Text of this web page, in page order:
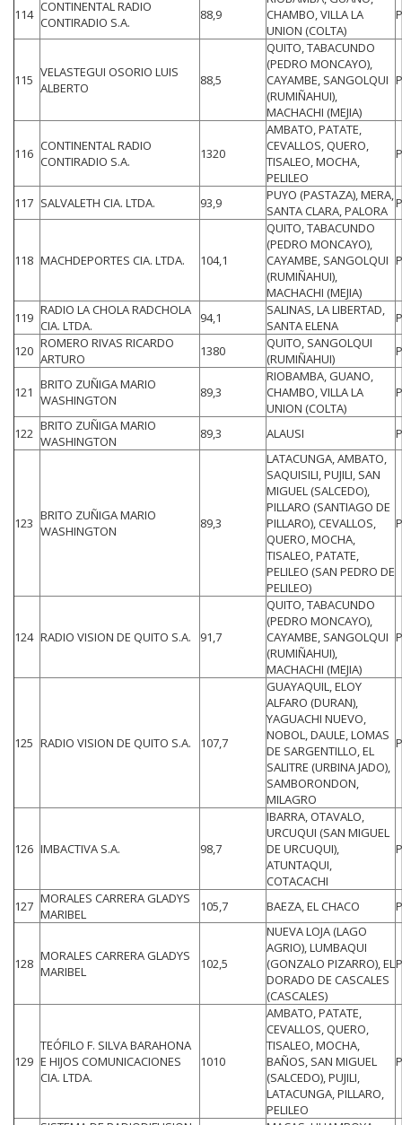
114 CONTINENTAL RADIO
CONTIRADIO S.A.
88,9
CHAMBO, VILLA LA
UNION (COLTA)
115 VELASTEGUI OSORIO LUIS
ALBERTO
88,5
QUITO, TABACUNDO
(PEDRO MONCAYO),
CAYAMBE, SANGOLQUI
(RUMIÑAHUI),
MACHACHI (MEJIA)
116 CONTINENTAL RADIO
CONTIRADIO S.A.
1320
AMBATO, PATATE,
CEVALLOS, QUERO,
TISALEO, MOCHA,
PELILEO
117 SALVALETH CIA. LTDA. 93,9
PUYO (PASTAZA), MERA,
SANTA CLARA, PALORA
118 MACHDEPORTES CIA. LTDA. 104,1
QUITO, TABACUNDO
(PEDRO MONCAYO),
CAYAMBE, SANGOLQUI
(RUMIÑAHUI),
MACHACHI (MEJIA)
119 RADIO LA CHOLA RADCHOLA
CIA. LTDA.
94,1
SALINAS, LA LIBERTAD,
SANTA ELENA
120 ROMERO RIVAS RICARDO
ARTURO
1380
QUITO, SANGOLQUI
(RUMIÑAHUI)
121 BRITO ZUÑIGA MARIO
WASHINGTON
89,3
RIOBAMBA, GUANO,
CHAMBO, VILLA LA
UNION (COLTA)
122 BRITO ZUÑIGA MARIO
WASHINGTON
89,3 ALAUSI
123 BRITO ZUÑIGA MARIO
WASHINGTON
89,3
LATACUNGA, AMBATO,
SAQUISILI, PUJILI, SAN
MIGUEL (SALCEDO),
PILLARO (SANTIAGO DE
PILLARO), CEVALLOS,
QUERO, MOCHA,
TISALEO, PATATE,
PELILEO (SAN PEDRO DE
PELILEO)
124 RADIO VISION DE QUITO S.A. 91,7
QUITO, TABACUNDO
(PEDRO MONCAYO),
CAYAMBE, SANGOLQUI
(RUMIÑAHUI),
MACHACHI (MEJIA)
125 RADIO VISION DE QUITO S.A. 107,7
GUAYAQUIL, ELOY
ALFARO (DURAN),
YAGUACHI NUEVO,
NOBOL, DAULE, LOMAS
DE SARGENTILLO, EL
SALITRE (URBINA JADO),
SAMBORONDON,
MILAGRO
126 IMBACTIVA S.A. 98,7
IBARRA, OTAVALO,
URCUQUI (SAN MIGUEL
DE URCUQUI),
ATUNTAQUI,
COTACACHI
127 MORALES CARRERA GLADYS
MARIBEL
105,7 BAEZA, EL CHACO
128 MORALES CARRERA GLADYS
MARIBEL
102,5
NUEVA LOJA (LAGO
AGRIO), LUMBAQUI
(GONZALO PIZARRO), EL
DORADO DE CASCALES
(CASCALES)
129
TEÓFILO F. SILVA BARAHONA
E HIJOS COMUNICACIONES
CIA. LTDA.
1010
AMBATO, PATATE,
CEVALLOS, QUERO,
TISALEO, MOCHA,
BAÑOS, SAN MIGUEL
(SALCEDO), PUJILI,
LATACUNGA, PILLARO,
PELILEO